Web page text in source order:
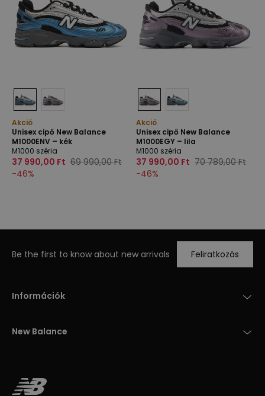
Akció
Unisex cipő New Balance
M1000ENV – kék
M1000 széria
37 990,00 Ft 69 990,00 Ft
-46%
Akció
Unisex cipő New Balance
M1000EGY – lila
M1000 széria
37 990,00 Ft 70 789,00 Ft
-46%
Be the first to know about new arrivals Feliratkozás
Információk
New Balance